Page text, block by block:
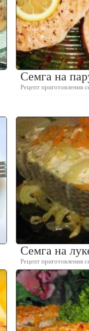
Семга на
Рецепт приготовления
Семга на
Рецепт приготовления